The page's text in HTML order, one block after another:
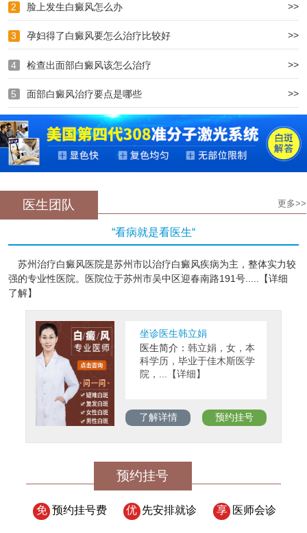
2 脸上发生白癜风怎么办 >>
3 孕妇得了白癜风要怎么治疗比较好 >>
4 检查出面部白癜风该怎么治疗 >>
5 面部白癜风治疗要点是哪些 >>
医生团队 更多>>
“看病就是看医生“
苏州治疗白癜风医院是苏州市以治疗白癜风疾病为主，整体实力较
强的专业性医院。医院位于苏州市吴中区迎春南路191号.....【详细
了解】
坐诊医生韩立娟
医生简介： 韩立娟，女，本
科学历，毕业于佳木斯医学
院，...【详细】
了解详情 预约挂号
预约挂号
免 预约挂号费 优 先安排就诊 享 医师会诊